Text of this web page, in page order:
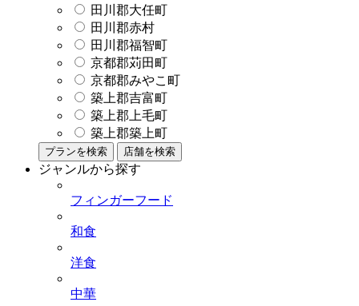
田川郡大任町
田川郡赤村
田川郡福智町
京都郡苅田町
京都郡みやこ町
築上郡吉富町
築上郡上毛町
築上郡築上町
プランを検索 店舗を検索
ジャンルから探す
フィンガーフード
和食
洋食
中華